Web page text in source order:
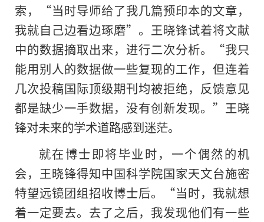
索，“当时导师给了我几篇预印本的文章，
我就自己边看边琢磨”。王晓锋试着将文献
中的数据摘取出来，进行二次分析。“我只
能用别人的数据做一些复现的工作，但连着
几次投稿国际顶级期刊均被拒绝，反馈意见
都是缺少一手数据，没有创新发现。”王晓
锋对未来的学术道路感到迷茫。
就在博士即将毕业时，一个偶然的机
会，王晓锋得知中国科学院国家天文台施密
特望远镜团组招收博士后。“当时，我就想
着一定要去。去了之后，我发现他们有一些